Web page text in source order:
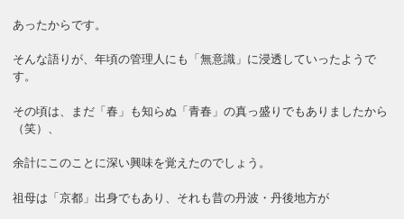
あったからです。
そんな語りが、年頃の管理人にも「無意識」に浸透していったようで
す。
その頃は、まだ「春」も知らぬ「青春」の真っ盛りでもありましたから
（笑）、
余計にこのことに深い興味を覚えたのでしょう。
祖母は「京都」出身でもあり、それも昔の丹波・丹後地方が